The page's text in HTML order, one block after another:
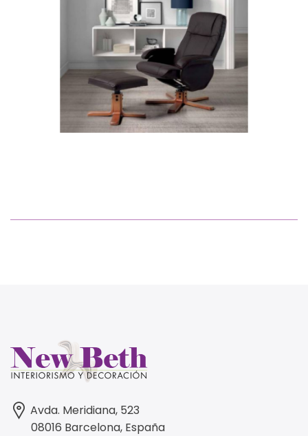
32CALIFORNIA
Avda. Meridiana, 523
08016 Barcelona, España